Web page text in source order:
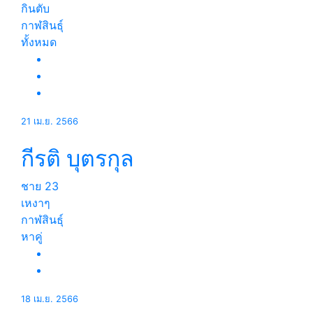
กินตับ
กาฬสินธุ์
ทั้งหมด
21 เม.ย. 2566
กีรติ บุตรกุล
ชาย 23
เหงาๆ
กาฬสินธุ์
หาคู่
18 เม.ย. 2566